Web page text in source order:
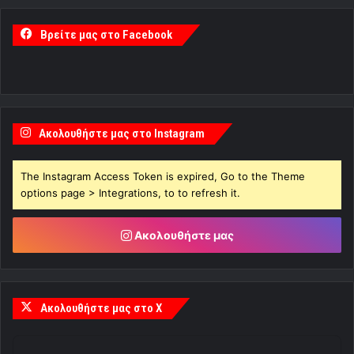
Βρείτε μας στο Facebook
Ακολουθήστε μας στο Instagram
The Instagram Access Token is expired, Go to the Theme
options page > Integrations, to to refresh it.
Ακολουθήστε μας
Ακολουθήστε μας στο X